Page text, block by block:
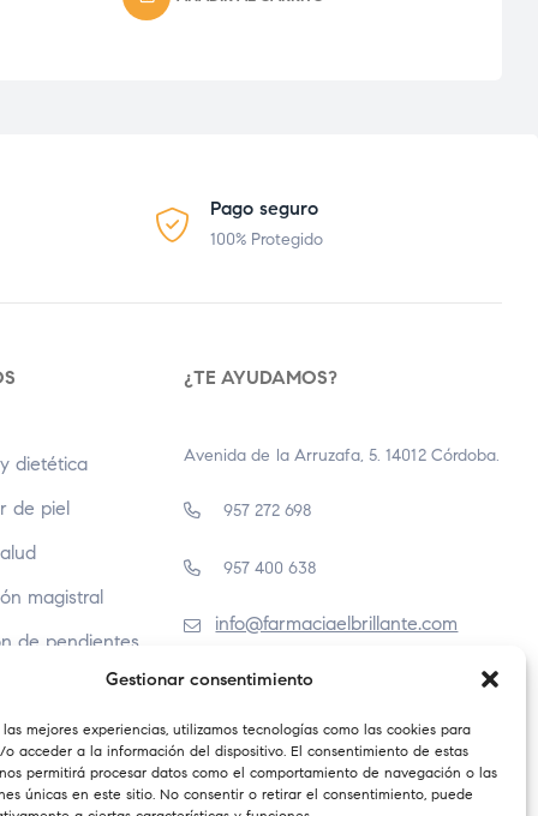
Gestionar consentimiento
mejores experiencias, utilizamos tecnologías como las cookies para
o acceder a la información del dispositivo. El consentimiento de estas
permitirá procesar datos como el comportamiento de navegación o las
únicas en este sitio. No consentir o retirar el consentimiento, puede
Pago seguro
100% Protegido
dietética
de piel
magistral
de pendientes
¿TE AYUDAMOS?
Avenida de la Arruzafa, 5. 14012 Córdoba.
957 272 698
957 400 638
info@farmaciaelbrillante.com